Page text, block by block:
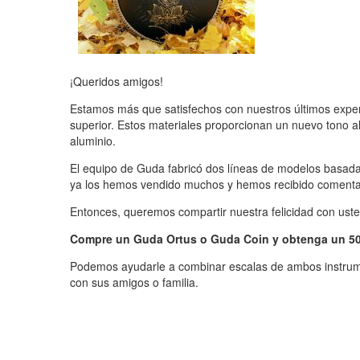
¡Queridos amigos!
Estamos más que satisfechos con nuestros últimos
superior. Estos materiales proporcionan un nuevo tono
aluminio.
El equipo de Guda fabricó dos líneas de modelos
ya los hemos vendido muchos y hemos recibido
Entonces, queremos compartir nuestra felicidad con
Compre un Guda Ortus o Guda Coin y obtenga un
Podemos ayudarle a combinar escalas de ambos
con sus amigos o familia.